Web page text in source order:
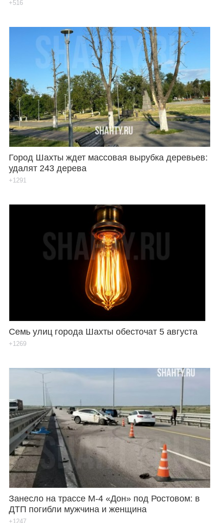
+516
Город Шахты ждет массовая вырубка деревьев:
удалят 243 дерева
+1291
Семь улиц города Шахты обесточат 5 августа
+1269
Занесло на трассе М-4 «Дон» под Ростовом: в
ДТП погибли мужчина и женщина
+1247